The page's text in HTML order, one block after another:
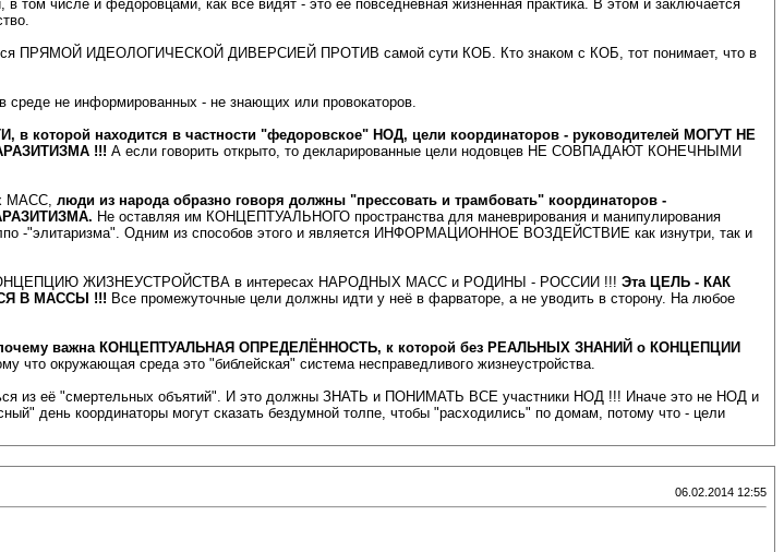
том числе и федоровцами, как все видят - это её повседневная жизненная практика. В этом и заключается
ПРЯМОЙ ИДЕОЛОГИЧЕСКОЙ ДИВЕРСИЕЙ ПРОТИВ самой сути КОБ. Кто знаком с КОБ, тот понимает, что в
не информированных - не знающих или провокаторов.
находится в частности "федоровское" НОД, цели координаторов - руководителей МОГУТ НЕ
!!! А если говорить открыто, то декларированные цели нодовцев НЕ СОВПАДАЮТ КОНЕЧНЫМИ
МАСС, люди из народа образно говоря должны "прессовать и трамбовать" координаторов -
Не оставляя им КОНЦЕПТУАЛЬНОГО пространства для маневрирования и манипулирования
-"элитаризма". Одним из способов этого и является ИНФОРМАЦИОННОЕ ВОЗДЕЙСТВИЕ как изнутри, так и
ЖИЗНЕУСТРОЙСТВА в интересах НАРОДНЫХ МАСС и РОДИНЫ - РОССИИ !!! Эта ЦЕЛЬ - КАК
В МАССЫ !!! Все промежуточные цели должны идти у неё в фарваторе, а не уводить в сторону. На любое
важна КОНЦЕПТУАЛЬНАЯ ОПРЕДЕЛЁННОСТЬ, к которой без РЕАЛЬНЫХ ЗНАНИЙ о КОНЦЕПЦИИ
что окружающая среда это "библейская" система несправедливого жизнеустройства.
"смертельных объятий". И это должны ЗНАТЬ и ПОНИМАТЬ ВСЕ участники НОД !!! Иначе это не НОД и
координаторы могут сказать бездумной толпе, чтобы "расходились" по домам, потому что - цели
06.02.2014 12:55